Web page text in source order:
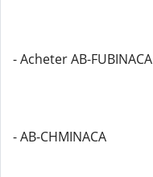
- Acheter AB-FUBINACA
- AB-CHMINACA